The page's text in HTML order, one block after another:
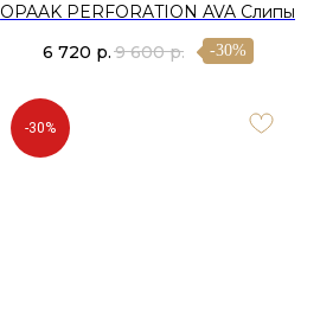
OPAAK PERFORATION AVA Слипы
6 720 р.9 600 р. -30%
-30%